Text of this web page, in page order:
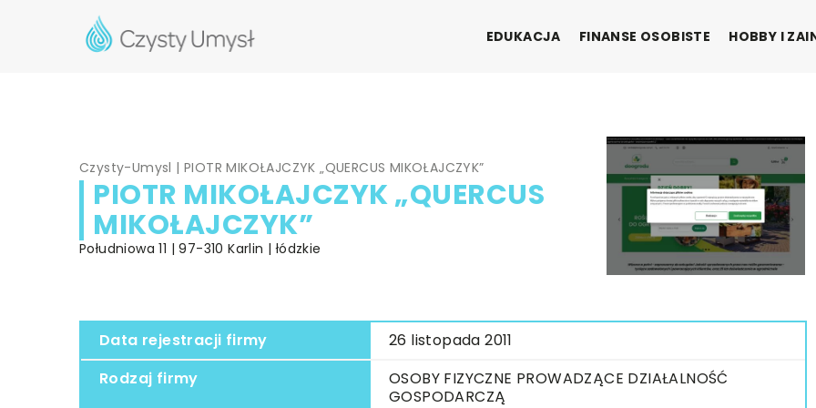
EDUKACJA FINANSE OSOBISTE HOBBY I
Czysty-Umysl |PIOTR MIKOŁAJCZYK „QUERCUS MIKOŁAJCZYK”
PIOTR MIKOŁAJCZYK „QUERCUS
MIKOŁAJCZYK”
Południowa 11 | 97-310 Karlin | łódzkie
Data rejestracji firmy
26 listopada 2011
Rodzaj firmy
OSOBY FIZYCZNE PROWADZĄCE DZIAŁALNOŚĆ
GOSPODARCZĄ